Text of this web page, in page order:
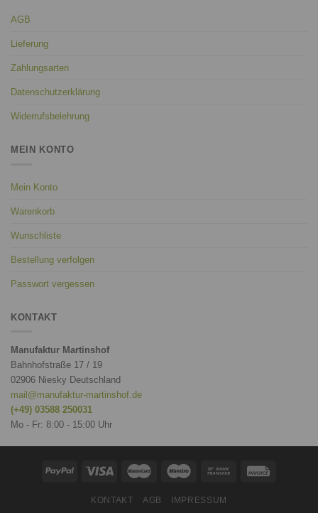
AGB
Lieferung
Zahlungsarten
Datenschutzerklärung
Widerrufsbelehrung
MEIN KONTO
Mein Konto
Warenkorb
Wunschliste
Bestellung verfolgen
Passwort vergessen
KONTAKT
Manufaktur Martinshof
Bahnhofstraße 17 / 19
02906 Niesky Deutschland
mail@manufaktur-martinshof.de
(+49) 03588 250031
Mo - Fr: 8:00 - 15:00 Uhr
KONTAKT AGB IMPRESSUM